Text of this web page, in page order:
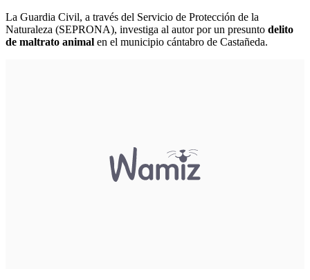
La Guardia Civil, a través del Servicio de Protección de la
Naturaleza (SEPRONA), investiga al autor por un presunto delito
de maltrato animal en el municipio cántabro de Castañeda.